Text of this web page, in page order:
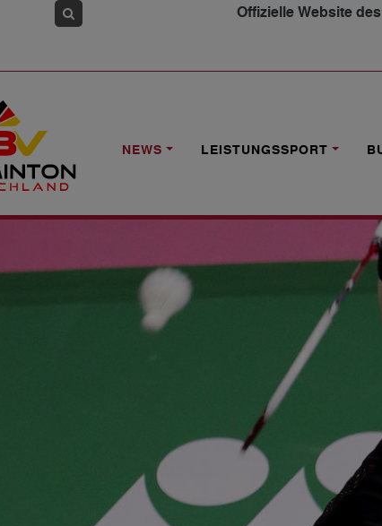
Offizielle Website
NEWS LEISTUNGSSPORT
NEWS